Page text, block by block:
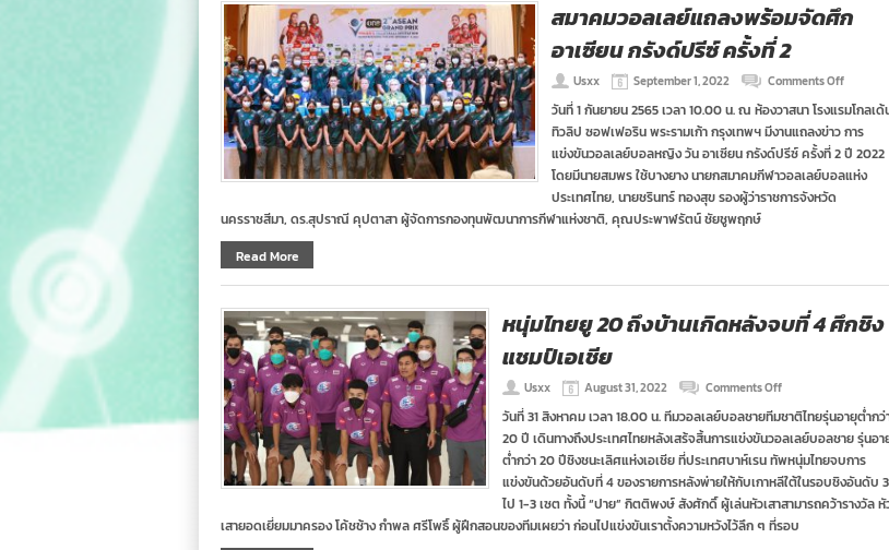
2565
สมาคมวอลเลย์แถลงพร้อมจัดศึก
อาเซียน กรังด์ปรีซ์ ครั้งที่ 2
Usxx September 1, 2022 Comments Offon
วอลเลย์
แถลง
พร้อม
ศึก
ที่
วันที่ 1 กันยายน 2565 เวลา 10.00 น. ณ ห้องวาสนา โรงแรมโกลเด้
ทิวลิป ซอฟเฟอริน พระรามเก้า กรุงเทพฯ มีงานแถลงข่าว การ
แข่งขันวอลเลย์บอลหญิง วัน อาเซียน กรังด์ปรีซ์ ครั้งที่ 2 ปี 2022
โดยมีนายสมพร ใช้บางยาง นายกสมาคมกีฬาวอลเลย์บอลแห่ง
ประเทศไทย, นายชรินทร์ ทองสุข รองผู้ว่าราชการจังหวัด
นครราชสีมา, ดร.สุปราณี คุปตาสา ผู้จัดการกองทุนพัฒนาการกีฬาแห่งชาติ, คุณประพาฬรัตน์ ชัยชูพฤกษ์
Read More
หนุ่มไทยยู 20 ถึงบ้านเกิดหลังจบที่ 4 ศึกชิง
แชมป์เอเชีย
Usxx August 31, 2022 Comments Offon
ไทย
ยู
20
ถึง
บ้าน
เกิด
หลัง
วันที่ 31 สิงหาคม เวลา 18.00 น. ทีมวอลเลย์บอลชายทีมชาติไทยรุ่นอายุต่ำกว่
20 ปี เดินทางถึงประเทศไทยหลังเสร้จสิ้นการแข่งขันวอลเลย์บอลชาย รุ่นอา
ต่ำกว่า 20 ปีชิงชนะเลิศแห่งเอเชีย ที่ประเทศบาห์เรน ทัพหนุ่มไทยจบการ
แข่งขันด้วยอันดับที่ 4 ของรายการหลังพ่ายให้กับเกาหลีใต้ในรอบชิงอันดับ 3
ไป 1-3 เซต ทั้งนี้ “ปาย” กิตติพงษ์ สังศักดิ์ ผู้เล่นหัวเสาสามารถคว้ารางวัล หั
เสายอดเยี่ยมมาครอง โค้ชช้าง กำพล ศรีโพธิ์ ผู้ฝึกสอนของทีมเผยว่า ก่อนไปแข่งขันเราตั้งความหวังไว้ลึก ๆ ที่รอบ